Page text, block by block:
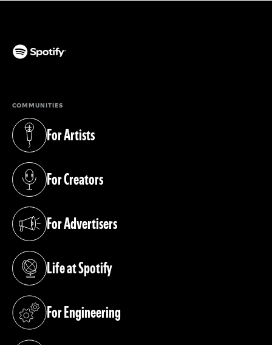
COMMUNITIES
For Artists
(opens in a new tab)
For Creators
(opens in a new tab)
For Advertisers
(opens in a new tab)
Life at Spotify
(opens in a new tab)
For Engineering
(opens in a new tab)